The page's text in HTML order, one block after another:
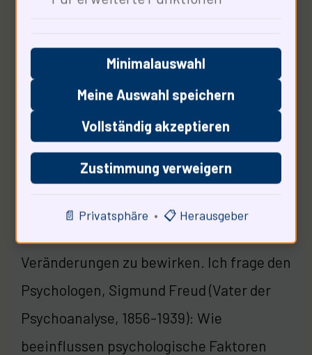
für den Widerstand der Bürger gegen
umweltschädliche Projekte. Historisch
gesehen haben soziale Bewegungen oft
den Wandel herbeigeführt, den die Politik
nicht selbst in Gang setzen konnte. Die
Gesellschaft muss lautstark für ihre
Veränderungen zu bewirken. Ich frage den
Psychologen, Sigmund Freud (Vater der
Psychoanalyse, 1856-1939): Wie
beeinflussen psychologische Faktoren
Minimalauswahl
Meine Auswahl speichern
Vollständig akzeptieren
Zustimmung verweigern
📄 Privatsphäre • 📋 Herausgeber